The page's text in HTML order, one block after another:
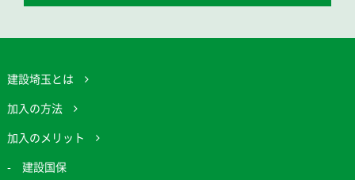
建設埼玉とは
加入の方法
加入のメリット
建設国保